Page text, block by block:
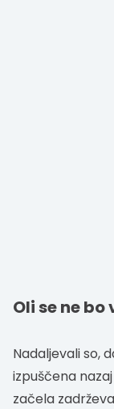
Oli se ne
Nadaljevali so,
izpuščena
začela